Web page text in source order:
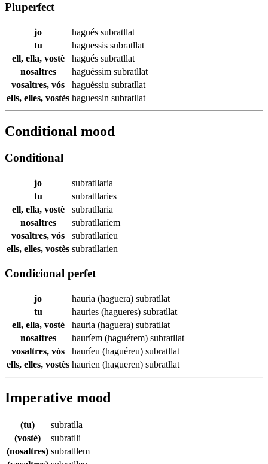
Pluperfect
jo hagués subratllat
tu
haguessis subratllat
ell, ella, vostè
hagués subratllat
nosaltres
haguéssim subratllat
vosaltres, vós
haguéssiu subratllat
ells, elles, vostès haguessin subratllat
Conditional mood
Conditional
jo
subratllaria
tu
subratllaries
ell, ella, vostè
subratllaria
nosaltres
subratllaríem
vosaltres, vós
subratllaríeu
ells, elles, vostès subratllarien
Condicional perfet
jo hauria (haguera) subratllat
tu
hauries (hagueres) subratllat
ell, ella, vostè
hauria (haguera) subratllat
nosaltres
hauríem (haguérem) subratllat
vosaltres, vós
hauríeu (haguéreu) subratllat
ells, elles, vostès haurien (hagueren) subratllat
Imperative mood
(tu)
subratlla
(vostè)
subratlli
(nosaltres) subratllem